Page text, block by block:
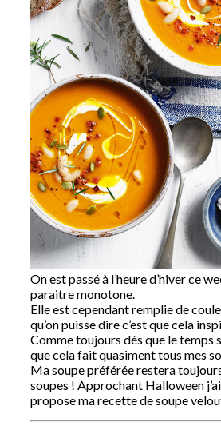
On est passé à l’heure d’hiver ce
paraitre monotone.
Elle est cependant remplie de
qu’on puisse dire c’est que cela
Comme toujours dés que le temps
que cela fait quasiment tous mes
Ma soupe préférée restera
soupes ! Approchant Halloween
propose ma recette de soupe